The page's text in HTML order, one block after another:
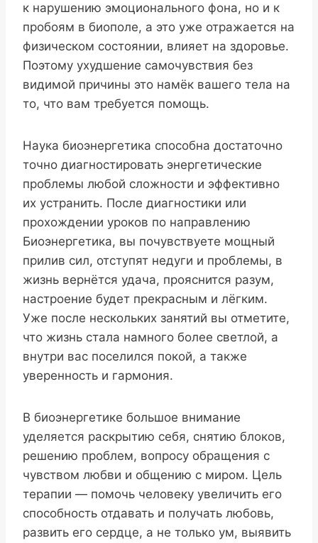
к нарушению эмоционального фона, но и к
пробоям в биополе, а это уже отражается на
физическом состоянии, влияет на здоровье.
Поэтому ухудшение самочувствия без
видимой причины это намёк вашего тела на
то, что вам требуется помощь.
Наука биоэнергетика способна достаточно
точно диагностировать энергетические
проблемы любой сложности и эффективно
их устранить. После диагностики или
прохождении уроков по направлению
Биоэнергетика, вы почувствуете мощный
прилив сил, отступят недуги и проблемы, в
жизнь вернётся удача, прояснится разум,
настроение будет прекрасным и лёгким.
Уже после нескольких занятий вы отметите,
что жизнь стала намного более светлой, а
внутри вас поселился покой, а также
уверенность и гармония.
В биоэнергетике большое внимание
уделяется раскрытию себя, снятию блоков,
решению проблем, вопросу обращения с
чувством любви и общению с миром. Цель
терапии — помочь человеку увеличить его
способность отдавать и получать любовь,
развить его сердце, а не только ум, выявить